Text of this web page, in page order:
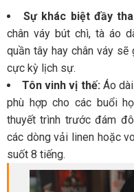
Sự khác biệt đầy
chân váy bút chì, tà áo
quần tây hay chân váy
cực kỳ lịch sự.
Tôn vinh vị thế:Áo dài
phù hợp cho các buổi
thuyết trình trước đám
các dòng vải linen hoặc
suốt 8 tiếng.